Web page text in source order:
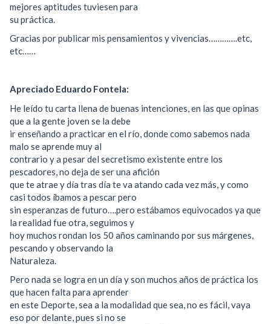
mejores aptitudes tuviesen para
su práctica.
Gracias por publicar mis pensamientos y vivencias………….etc,
etc……
Apreciado Eduardo Fontela:
He leído tu carta llena de buenas intenciones, en las que opinas
que a la gente joven se la debe
ir enseñando a practicar en el río, donde como sabemos nada
malo se aprende muy al
contrario y a pesar del secretismo existente entre los
pescadores, no deja de ser una afición
que te atrae y día tras día te va atando cada vez más, y como
casi todos íbamos a pescar pero
sin esperanzas de futuro….pero estábamos equivocados ya que
la realidad fue otra, seguimos y
hoy muchos rondan los 50 años caminando por sus márgenes,
pescando y observando la
Naturaleza.
Pero nada se logra en un día y son muchos años de práctica los
que hacen falta para aprender
en este Deporte, sea a la modalidad que sea, no es fácil, vaya
eso por delante, pues si no se